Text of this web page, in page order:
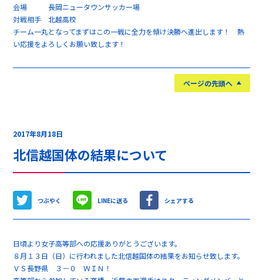
会場 長岡ニュータウンサッカー場
対戦相手 北越高校
チーム一丸となってまずはこの一戦に全力を傾け決勝へ進出します！ 熱
い応援をよろしくお願い致します！
ページの先頭へ
2017年8月18日
北信越国体の結果について
つぶやく LINEに送る シェアする
日頃より女子高等部への応援ありがとうございます。
８月１３日（日）に行われました北信越国体の結果をお知らせ致します。
ＶＳ長野県 ３－０ ＷＩＮ！